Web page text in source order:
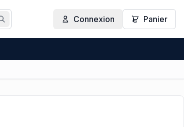
Rechercher
Connexion Panier